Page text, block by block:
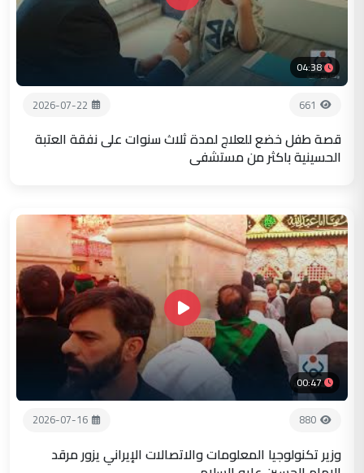
04:38
661
2026-07-22
قصة طفل خضع للعلاج لمدة ثلاث سنوات على نفقة العتبة
الحسينية باكثر من مستشفى
00:47
880
2026-07-16
وزير تكنولوجيا المعلومات والاتصالات الإيراني يزور مرقد